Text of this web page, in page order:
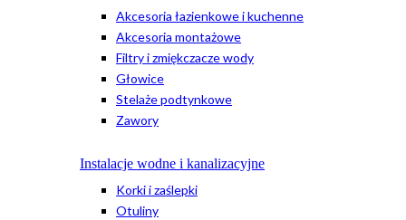
Akcesoria łazienkowe i kuchenne
Akcesoria montażowe
Filtry i zmiękczacze wody
Głowice
Stelaże podtynkowe
Zawory
Instalacje wodne i kanalizacyjne
Korki i zaślepki
Otuliny